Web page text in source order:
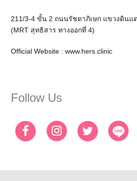
211/3-4 ขั้น 2 ถนนรัชดาภิเษก แขวงดินแ
(MRT สุทธิสาร ทางออกที่ 4)
Official Website :www.hers.clinic
Follow Us